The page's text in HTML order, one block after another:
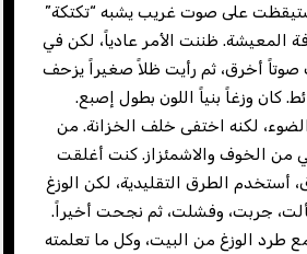
ظننت الأمر عادياً، لكن في
صوتاً أخرق، ثم رأيت ظلاً صغيراً يزحف
كان وزغاً بنياً اللون بطول إصبع.
لكنه اختفى خلف الخزانة. من
من الخوف والاشمئزاز. كنت أغلقت
أستخدم الطرق التقليدية، لكن الوزغ
جربت، وفشلت، ثم نجحت أخيراً.
طرد الوزغ من البيت، وكل ما تعلمته